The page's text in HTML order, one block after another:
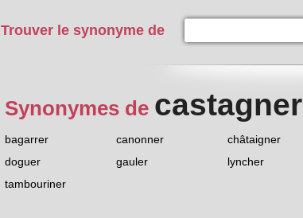
Trouver le synonyme de
Synonymes de castagner
bagarrer canonner châtaigner
doguer
gauler lyncher
tambouriner